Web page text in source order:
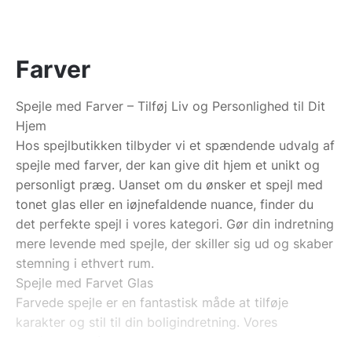
Farver
Spejle med Farver – Tilføj Liv og Personlighed til Dit
Hjem
Hos spejlbutikken tilbyder vi et spændende udvalg af
spejle med farver, der kan give dit hjem et unikt og
personligt præg. Uanset om du ønsker et spejl med
tonet glas eller en iøjnefaldende nuance, finder du
det perfekte spejl i vores kategori. Gør din indretning
mere levende med spejle, der skiller sig ud og skaber
stemning i ethvert rum.
Spejle med Farvet Glas
Farvede spejle er en fantastisk måde at tilføje
karakter og stil til din boligindretning. Vores